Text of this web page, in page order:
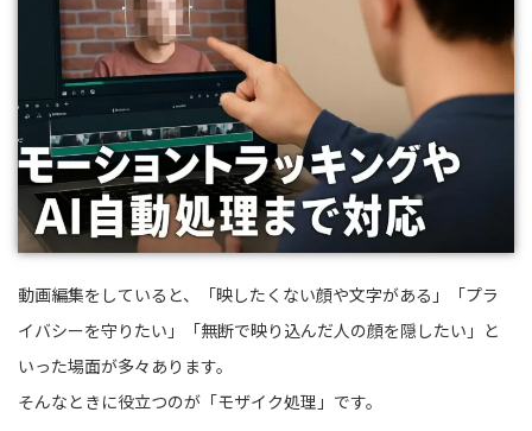
動画編集をしていると、「映したくない顔や文字がある」「プラ
イバシーを守りたい」「無断で映り込んだ人の顔を隠したい」と
いった場面が多々あります。
そんなときに役立つのが「モザイク処理」です。